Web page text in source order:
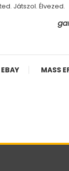
Játszol. Élvezed.
EBAY MASS